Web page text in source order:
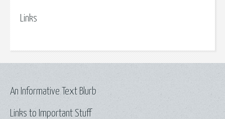
Links
Links to Important Stuff
An Informative Text Blurb